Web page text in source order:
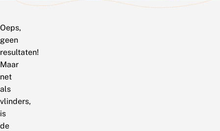
Oeps,
geen
resultaten!
Maar
net
als
vlinders,
is
de